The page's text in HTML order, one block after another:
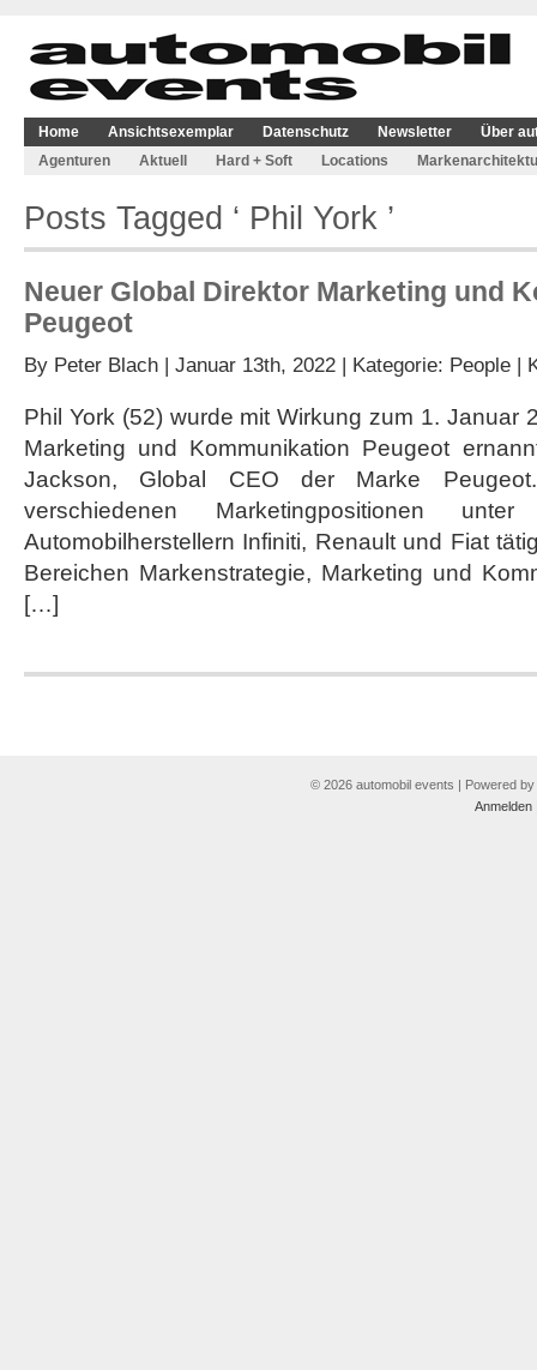
Home Ansichtsexemplar Datenschutz Newsletter
Über
Agenturen
Aktuell Hard + Soft Locations
Posts Tagged ‘ Phil York ’
Neuer Global Direktor Marketing und
Peugeot
By Peter Blach | Januar 13th, 2022 | Kategorie: People |
Phil York (52) wurde mit Wirkung zum 1. Januar
Marketing und Kommunikation Peugeot
Jackson, Global CEO der Marke
verschiedenen Marketingpositionen
Automobilherstellern Infiniti, Renault und Fiat
Bereichen Markenstrategie, Marketing und
[…]
© 2026 automobil events | Powered by
Anmelden|